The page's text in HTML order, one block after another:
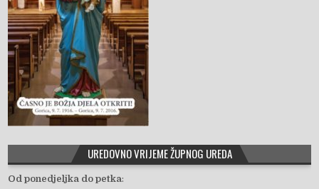
UREDOVNO VRIJEME ŽUPNOG UREDA
Od ponedjeljka do petka: